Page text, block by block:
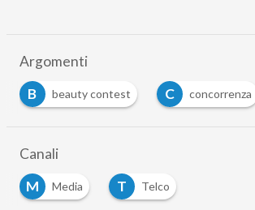
Argomenti
B
beauty contest C concorrenza
Canali
M
Media T Telco